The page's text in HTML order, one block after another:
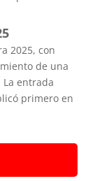
2025, con
de una
entrada
primero en